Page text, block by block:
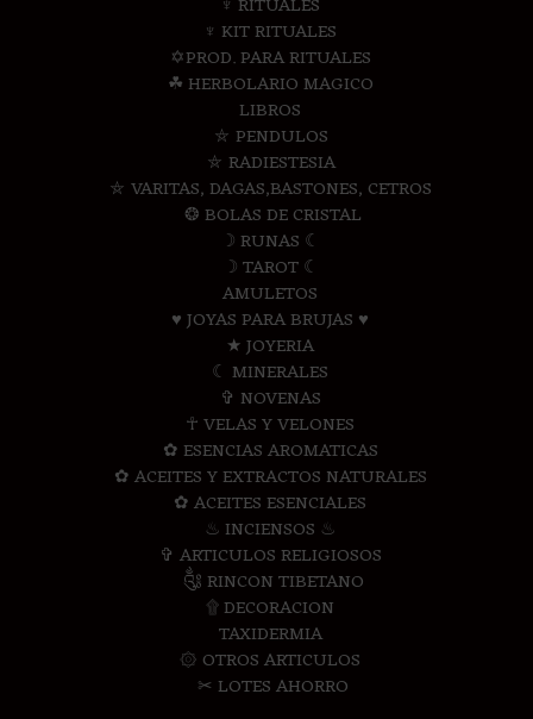
♆ KIT RITUALES
✡PROD. PARA RITUALES
☘ HERBOLARIO MAGICO
LIBROS
⛤ PENDULOS
⛤ RADIESTESIA
⛤ VARITAS, DAGAS,BASTONES, CETROS
❂ BOLAS DE CRISTAL
☽ RUNAS ☾
☽ TAROT ☾
AMULETOS
♥ JOYAS PARA BRUJAS ♥
★ JOYERIA
☾ MINERALES
✞ NOVENAS
☥ VELAS Y VELONES
✿ ESENCIAS AROMATICAS
✿ ACEITES Y EXTRACTOS NATURALES
✿ ACEITES ESENCIALES
♨ INCIENSOS ♨
✞ ARTICULOS RELIGIOSOS
༃ RINCON TIBETANO
۩ DECORACION
TAXIDERMIA
۞ OTROS ARTICULOS
✂ LOTES AHORRO